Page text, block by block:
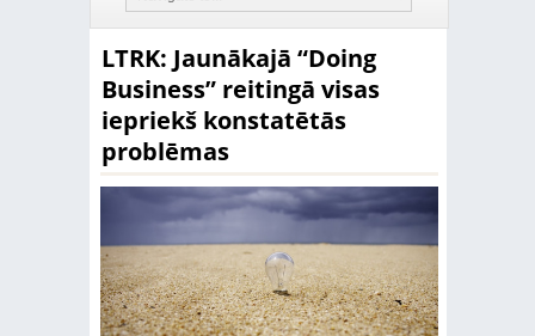
LTRK: Jaunākajā “Doing
Business” reitingā visas
iepriekš konstatētās
problēmas